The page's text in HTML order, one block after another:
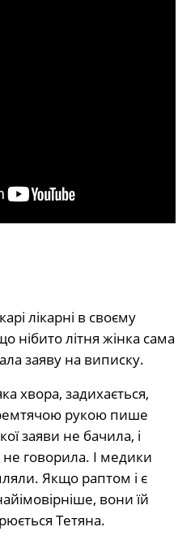
лікарні в своєму
нібито літня жінка сама
заяву на виписку.
хвора, задихається,
рукою пише
заяви не бачила, і
не говорила. І медики
Якщо раптом і є
вони їй
Тетяна.